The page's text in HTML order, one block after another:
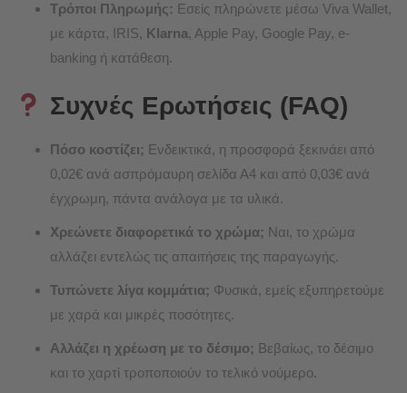
Τρόποι Πληρωμής: Εσείς πληρώνετε μέσω Viva Wallet,
με κάρτα, IRIS, Klarna, Apple Pay, Google Pay, e-
banking ή κατάθεση.
Συχνές Ερωτήσεις (FAQ)
Πόσο κοστίζει; Ενδεικτικά, η προσφορά ξεκινάει από
0,02€ ανά ασπρόμαυρη σελίδα Α4 και από 0,03€ ανά
έγχρωμη, πάντα ανάλογα με τα υλικά.
Χρεώνετε διαφορετικά το χρώμα; Ναι, το χρώμα
αλλάζει εντελώς τις απαιτήσεις της παραγωγής.
Τυπώνετε λίγα κομμάτια; Φυσικά, εμείς εξυπηρετούμε
με χαρά και μικρές ποσότητες.
Αλλάζει η χρέωση με το δέσιμο; Βεβαίως, το δέσιμο
και το χαρτί τροποποιούν το τελικό νούμερο.